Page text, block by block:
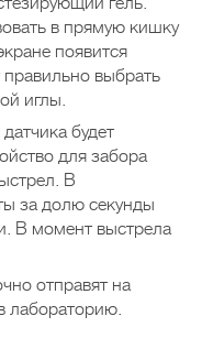
в прямую кишку
появится
выбрать
иглы.
будет
для забора
В
за долю секунды
В момент выстрела
отправят на
лабораторию.